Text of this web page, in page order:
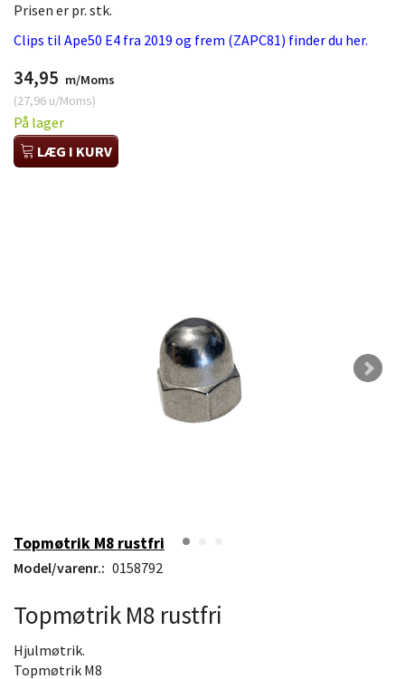
Prisen er pr. stk.
Clips til Ape50 E4 fra 2019 og frem (ZAPC81) finder du her.
34,95 m/Moms
(27,96 u/Moms)
På lager
LÆG I KURV
Topmøtrik M8 rustfri
Model/varenr.: 0158792
Topmøtrik M8 rustfri
Hjulmøtrik.
Topmøtrik M8